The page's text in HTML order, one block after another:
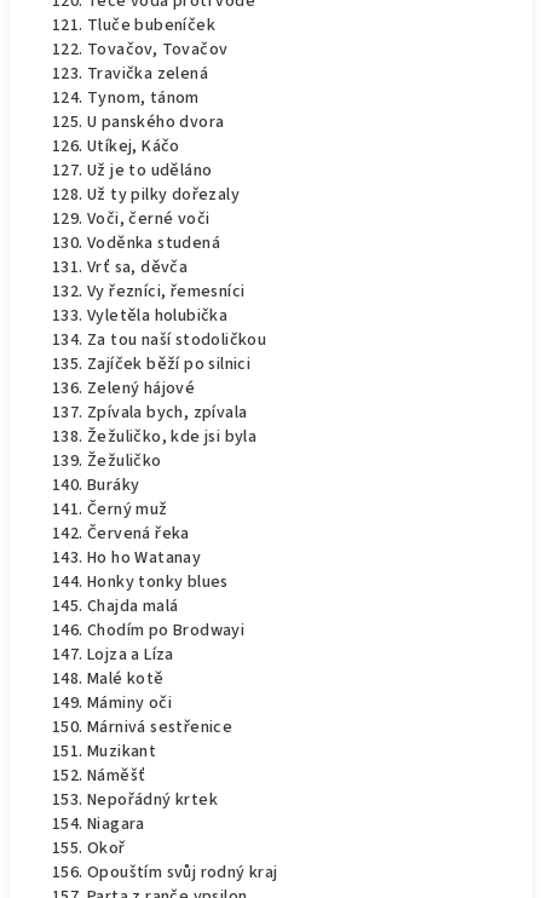
Tluče bubeníček
Tovačov, Tovačov
Travička zelená
Tynom, tánom
U panského dvora
Utíkej, Káčo
Už je to uděláno
Už ty pilky dořezaly
Voči, černé voči
Voděnka studená
Vrť sa, děvča
Vy řezníci, řemesníci
Vyletěla holubička
Za tou naší stodoličkou
Zajíček běží po silnici
Zelený hájové
Zpívala bych, zpívala
Žežuličko, kde jsi byla
Žežuličko
Buráky
Černý muž
Červená řeka
Ho ho Watanay
Honky tonky blues
Chajda malá
Chodím po Brodwayi
Lojza a Líza
Malé kotě
Máminy oči
Márnivá sestřenice
Muzikant
Náměšť
Nepořádný krtek
Niagara
Okoř
Opouštím svůj rodný kraj